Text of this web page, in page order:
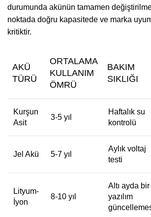
durumunda akünün tamamen
noktada doğru kapasitede ve marka
kritiktir.
AKÜ
TÜRÜ
ORTALAMA
KULLANIM
ÖMRÜ
BAKIM
SIKLIĞI
Kurşun
Asit
3-5 yıl
Haftalık su
kontrolü
Jel Akü 5-7 yıl
Aylık voltaj
testi
Lityum-
İyon
8-10 yıl
Altı ayda bir
yazılım